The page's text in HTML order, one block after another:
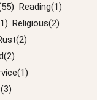
Reading(1)
Religious(2)